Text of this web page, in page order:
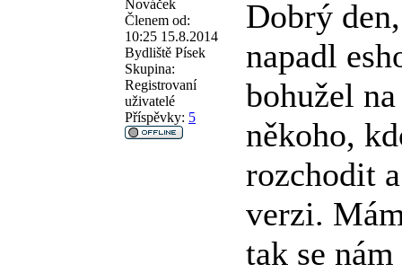
Nováček
Členem od:
10:25 15.8.2014
Bydliště Písek
Skupina:
Registrovaní
uživatelé
Příspěvky: 5
Dobrý
napadl
bohužel
někoho,
rozchodit
verzi.
tak se